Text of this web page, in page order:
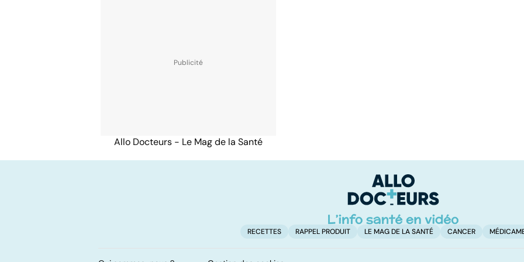
Allo Docteurs - Le Mag de la Santé
RECETTES RAPPEL PRODUIT LE MAG DE LA SANTÉ CANCER